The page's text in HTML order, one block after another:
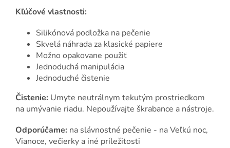
Kľúčové vlastnosti:
Silikónová podložka na pečenie
Skvelá náhrada za klasické papiere
Možno opakovane použiť
Jednoduchá manipulácia
Jednoduché čistenie
Čistenie: Umyte neutrálnym tekutým prostriedkom
na umývanie riadu. Nepoužívajte škrabance a nástroje.
Odporúčame: na slávnostné pečenie - na Veľkú noc,
Vianoce, večierky a iné príležitosti